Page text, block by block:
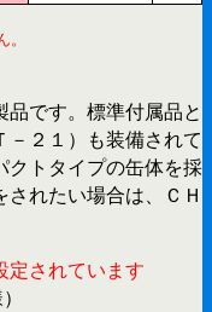
です。標準付属品と
－２１）も装備されて
クトタイプの缶体を採
れたい場合は、ＣＨ
されています